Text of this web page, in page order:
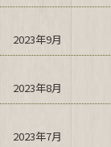
2023年9月
2023年8月
2023年7月